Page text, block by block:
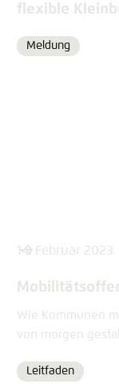
flexible
Format
Meldung
14. Februar 2023
Wie Kommunen
von morgen
Format
Leitfaden